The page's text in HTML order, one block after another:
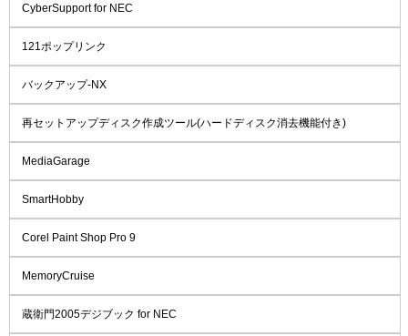
CyberSupport for NEC
121ポップリンク
バックアップ-NX
再セットアップディスク作成ツール(ハードディスク消去機能付き)
MediaGarage
SmartHobby
Corel Paint Shop Pro 9
MemoryCruise
蔵衛門2005デジブック for NEC